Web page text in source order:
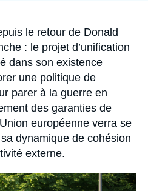
le retour de Donald
: le projet d’unification
dans son existence
une politique de
parer à la guerre en
des garanties de
européenne verra se
dynamique de cohésion
externe.